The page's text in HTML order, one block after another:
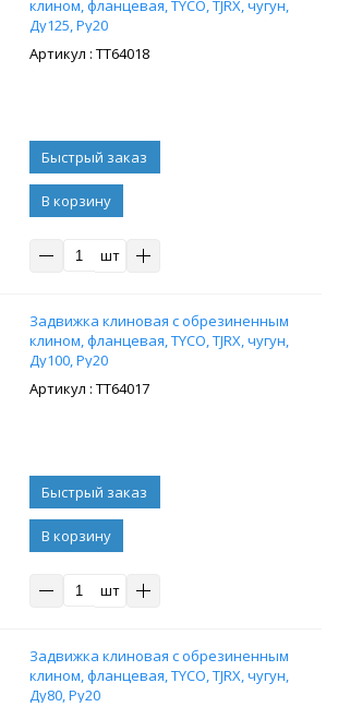
клином, фланцевая, TYCO, TJRX, чугун,
Ду125, Ру20
: ТТ64018
В корзину
шт
Задвижка клиновая с обрезиненным
клином, фланцевая, TYCO, TJRX, чугун,
Ду100, Ру20
: ТТ64017
В корзину
шт
Задвижка клиновая с обрезиненным
клином, фланцевая, TYCO, TJRX, чугун,
Ду80, Ру20